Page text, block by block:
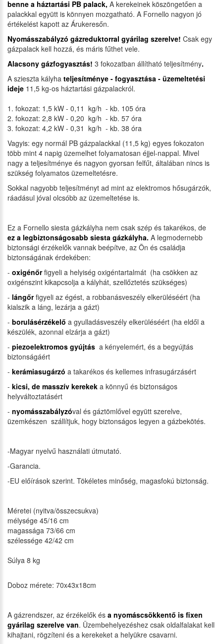
benne a háztartási PB palack, A kerekeinek köszöngetően a
palackkal együtt is könnyen mozgatható. A Fornello nagyon jó
értékelést kapott az Árukeresőn.
Nyomásszabályzó gázreduktorral gyárilag szerelve! Csak egy
gázpalack kell hozzá, és máris fűthet vele.
Alacsony gázfogyasztás! 3 fokozatban állítható teljesítmény.
A szieszta kályha teljesítménye - fogyasztása - üzemeltetési
ideje 11,5 kg-os háztartási gázpalackról.
1. fokozat: 1,5 kW - 0,11 kg/h - kb. 105 óra
2. fokozat: 2,8 kW - 0,20 kg/h - kb. 57 óra
3. fokozat: 4,2 kW - 0,31 kg/h - kb. 38 óra
Vagyis: egy normál PB gázpalackkal (11,5 kg) egyes fokozaton
több mint 4 napig üzemelhet folyamatosan éjjel-nappal. Mivel
nagy a teljesítménye és nagyon gyorsan felfűt, általában nincs is
szükség folyamatos üzemeltetésre.
Sokkal nagyobb teljesítményt ad mint az elektromos hősugárzók,
ráadásul jóval olcsóbb az üzemeltetése is.
Ez a Fornello siesta gázkályha nem csak szép és takarékos, de
ez a legbiztonságosabb siesta gázkályha. A legmodernebb
biztonsági érzékelők vannak beépítve, az Ön és családja
biztonságának érdekében:
- oxigénőrfigyeli a helyiség oxigéntartalmát (ha csökken az
oxigénszint kikapcsolja a kályhát, szellőztetés szükséges)
- lángőrfigyeli az égést, a robbanásveszély elkerüléséért (ha
kialszik a láng, lezárja a gázt)
- borulásérzékelő a gyulladásveszély elkerüléséért (ha eldől a
készülék, azonnal elzárja a gázt)
- piezoelektromos gyújtás a kényelemért, és a begyújtás
biztonságáért
- kerámiasugárzó a takarékos és kellemes infrasugárzásért
- kicsi, de masszív kerekek a könnyű és biztonságos
helyváltoztatásért
- nyomásszabályzóval és gáztömlővel együtt szerelve,
üzemkészen szállítjuk, hogy biztonságos legyen a gázbekötés.
-Magyar nyelvű használati útmutató.
-Garancia.
-EU előírások szerint. Tökéletes minőség, magasfokú biztonság.
Méretei (nyitva/összecsukva)
mélysége 45/16 cm
magassága 73/66 cm
szélessége 42/42 cm
Súlya 8 kg
Doboz mérete: 70x43x18cm
A gázrendszer, az érzékelők és a nyomáscsökkentő is fixen
gyárilag szerelve van. Üzembehelyezéshez csak oldalfalakat kell
kihajtani, rögzíteni és a kerekeket a helyükre csavarni.